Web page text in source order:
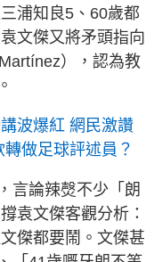
浦知良5、60歲都
文傑又將矛頭指向
），認為教
波爆紅 網民激讚
做足球評述員？
言論辣㷫不少「朗
袁文傑客觀分析：
傑都要鬧。文傑甚